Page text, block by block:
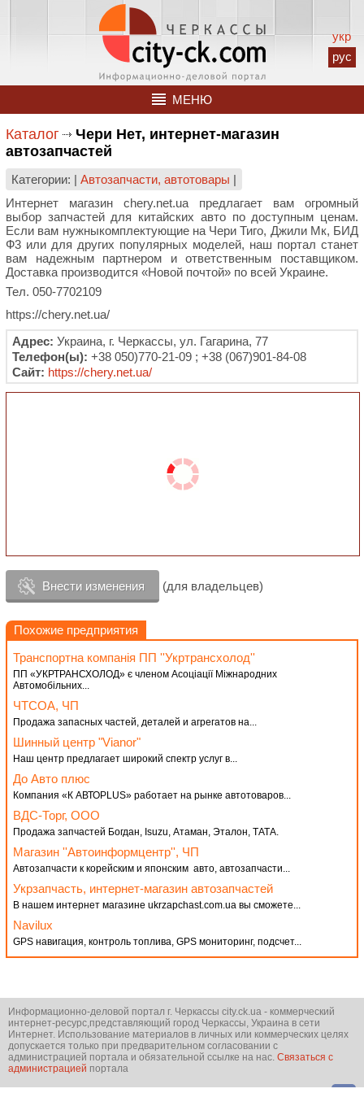
укр
рус
МЕНЮ
Каталог
Чери Нет, интернет-магазин
автозапчастей
Категории: | Автозапчасти, автотовары |
Интернет магазин chery.net.ua предлагает вам огромный
выбор запчастей для китайских авто по доступным ценам.
Если вам нужныкомплектующие на Чери Тиго, Джили Мк, БИД
Ф3 или для других популярных моделей, наш портал станет
вам надежным партнером и ответственным поставщиком.
Доставка производится «Новой почтой» по всей Украине.
Тел. 050-7702109
https://chery.net.ua/
Адрес: Украина, г. Черкассы, ул. Гагарина, 77
Телефон(ы): +38 050)770-21-09 ; +38 (067)901-84-08
Сайт: https://chery.net.ua/
Внести изменения (для владельцев)
Похожие предприятия
Транспортна компанія ПП ''Укртрансхолод''
ПП «УКРТРАНСХОЛОД» є членом Асоціації Міжнародних
Автомобільних...
ЧТСОА, ЧП
Продажа запасных частей, деталей и агрегатов на...
Шинный центр "Vianor"
Наш центр предлагает широкий спектр услуг в...
До Авто плюс
Компания «К АВТОPLUS» работает на рынке автотоваров...
ВДС-Торг, ООО
Продажа запчастей Богдан, Isuzu, Атаман, Эталон, ТАТА.
Магазин ''Автоинформцентр'', ЧП
Автозапчасти к корейским и японским авто, автозапчасти...
Укрзапчасть, интернет-магазин автозапчастей
В нашем интернет магазине ukrzapchast.com.ua вы сможете...
Navilux
GPS навигация, контроль топлива, GPS мониторинг, подсчет...
Информационно-деловой портал г. Черкассы city.ck.ua - коммерческий
интернет-ресурс,представляющий город Черкассы, Украина в сети
Интернет. Использование материалов в личных или коммерческих целях
допускается только при предварительном согласовании с
администрацией портала и обязательной ссылке на нас. Связаться с
администрацией портала